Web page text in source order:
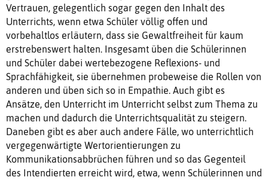
Vertrauen, gelegentlich sogar gegen den Inhalt des
Unterrichts, wenn etwa Schüler völlig offen und
vorbehaltlos erläutern, dass sie Gewaltfreiheit für kaum
erstrebenswert halten. Insgesamt üben die Schülerinnen
und Schüler dabei wertebezogene Reflexions- und
Sprachfähigkeit, sie übernehmen probeweise die Rollen von
anderen und üben sich so in Empathie. Auch gibt es
Ansätze, den Unterricht im Unterricht selbst zum Thema zu
machen und dadurch die Unterrichtsqualität zu steigern.
Daneben gibt es aber auch andere Fälle, wo unterrichtlich
vergegenwärtigte Wertorientierungen zu
Kommunikationsabbrüchen führen und so das Gegenteil
des Intendierten erreicht wird, etwa, wenn Schülerinnen und